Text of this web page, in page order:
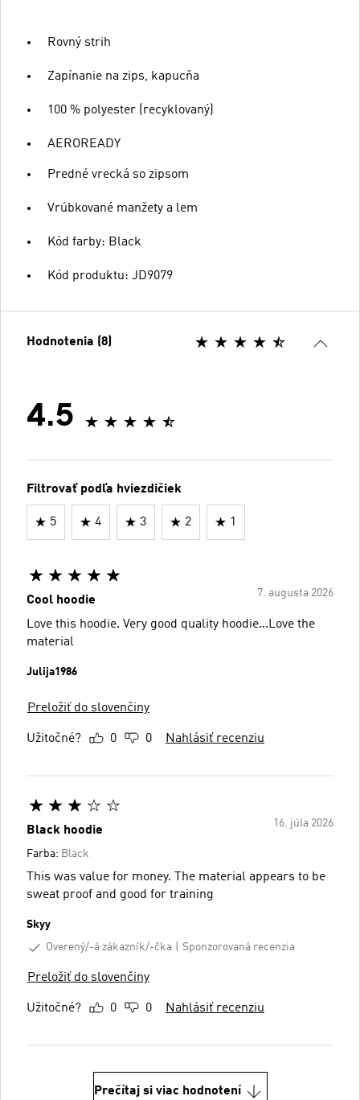
Rovný strih
Zapínanie na zips, kapucňa
100 % polyester (recyklovaný)
AEROREADY
Predné vrecká so zipsom
Vrúbkované manžety a lem
Kód farby: Black
Kód produktu: JD9079
Hodnotenia (8)
4.5
Filtrovať podľa hviezdičiek
5 4 3 2 1
7. augusta 2026
Cool hoodie
Love this hoodie. Very good quality hoodie...Love the
material
Julija1986
Preložiť do slovenčiny
Užitočné? 0 0 Nahlásiť recenziu
16. júla 2026
Black hoodie
Farba: Black
This was value for money. The material appears to be
sweat proof and good for training
Skyy
Overený/-á zákazník/-čka
Sponzorovaná recenzia
Preložiť do slovenčiny
Užitočné? 0 0 Nahlásiť recenziu
Prečítaj si viac hodnotení